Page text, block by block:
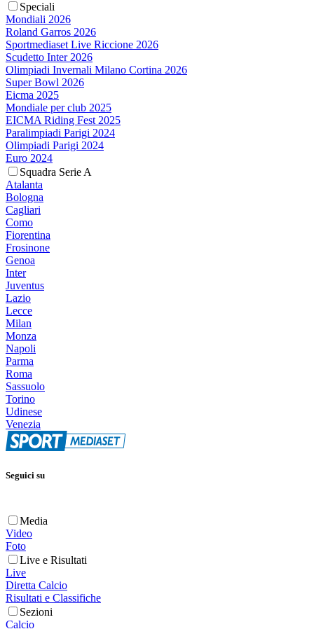
Speciali
Mondiali 2026
Roland Garros 2026
Sportmediaset Live Riccione 2026
Scudetto Inter 2026
Olimpiadi Invernali Milano Cortina 2026
Super Bowl 2026
Eicma 2025
Mondiale per club 2025
EICMA Riding Fest 2025
Paralimpiadi Parigi 2024
Olimpiadi Parigi 2024
Euro 2024
Squadra Serie A
Atalanta
Bologna
Cagliari
Como
Fiorentina
Frosinone
Genoa
Inter
Juventus
Lazio
Lecce
Milan
Monza
Napoli
Parma
Roma
Sassuolo
Torino
Udinese
Venezia
Seguici su
Media
Video
Foto
Live e Risultati
Live
Diretta Calcio
Risultati e Classifiche
Sezioni
Calcio